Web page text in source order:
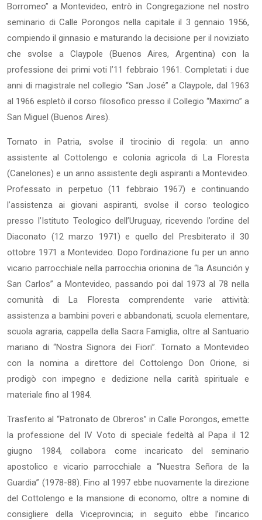
Borromeo” a Montevideo, entrò in Congregazione nel nostro
seminario di Calle Porongos nella capitale il 3 gennaio 1956,
compiendo il ginnasio e maturando la decisione per il noviziato
che svolse a Claypole (Buenos Aires, Argentina) con la
professione dei primi voti l’11 febbraio 1961. Completati i due
anni di magistrale nel collegio “San José” a Claypole, dal 1963
al 1966 espletò il corso filosofico presso il Collegio “Maximo” a
San Miguel (Buenos Aires).
Tornato in Patria, svolse il tirocinio di regola: un anno
assistente al Cottolengo e colonia agricola di La Floresta
(Canelones) e un anno assistente degli aspiranti a Montevideo.
Professato in perpetuo (11 febbraio 1967) e continuando
l’assistenza ai giovani aspiranti, svolse il corso teologico
presso l’Istituto Teologico dell’Uruguay, ricevendo l’ordine del
Diaconato (12 marzo 1971) e quello del Presbiterato il 30
ottobre 1971 a Montevideo. Dopo l’ordinazione fu per un anno
vicario parrocchiale nella parrocchia orionina de “la Asunción y
San Carlos” a Montevideo, passando poi dal 1973 al 78 nella
comunità di La Floresta comprendente varie attività:
assistenza a bambini poveri e abbandonati, scuola elementare,
scuola agraria, cappella della Sacra Famiglia, oltre al Santuario
mariano di “Nostra Signora dei Fiori”. Tornato a Montevideo
con la nomina a direttore del Cottolengo Don Orione, si
prodigò con impegno e dedizione nella carità spirituale e
materiale fino al 1984.
Trasferito al “Patronato de Obreros” in Calle Porongos, emette
la professione del IV Voto di speciale fedeltà al Papa il 12
giugno 1984, collabora come incaricato del seminario
apostolico e vicario parrocchiale a “Nuestra Señora de la
Guardia” (1978-88). Fino al 1997 ebbe nuovamente la direzione
del Cottolengo e la mansione di economo, oltre a nomine di
consigliere della Viceprovincia; in seguito ebbe l’incarico